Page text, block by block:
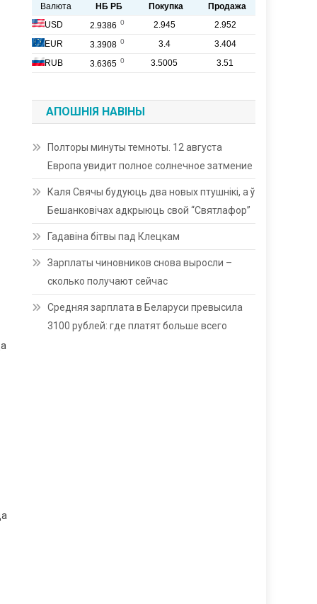
АПОШНІЯ НАВІНЫ
Полторы минуты темноты. 12 августа
Европа увидит полное солнечное затмение
Каля Свячы будуюць два новых птушнікі, а ў
Бешанковічах адкрыюць свой “Святлафор”
Гадавіна бітвы пад Клецкам
Зарплаты чиновников снова выросли –
сколько получают сейчас
Средняя зарплата в Беларуси превысила
3100 рублей: где платят больше всего